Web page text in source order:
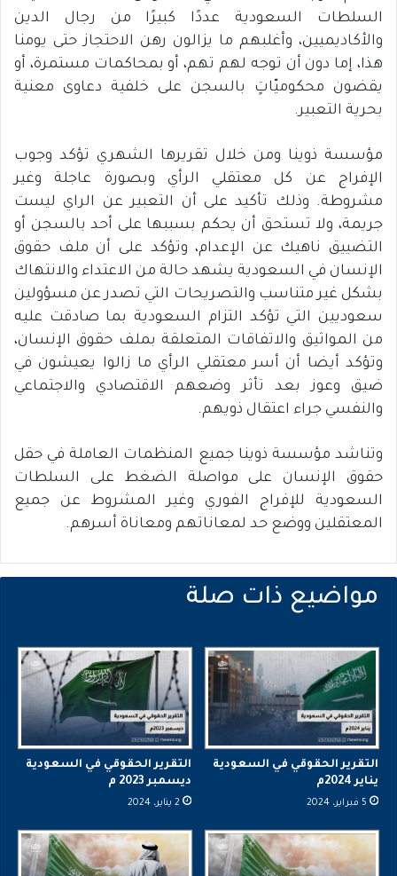
السلطات السعودية عددًا كبيرًا من رجال الدين
والأكاديميين، وأغلبهم ما يزالون رهن الاحتجاز حتى يومنا
هذا، إما دون أن توجه لهم تهم، أو بمحاكمات مستمرة، أو
يقضون محكوميّاتٍ بالسجن على خلفية دعاوى معنية
بحرية التعبير.
مؤسسة ذوينا ومن خلال تقريرها الشهري تؤكد وجوب
الإفراج عن كل معتقلي الرأي وبصورة عاجلة وغير
مشروطة. وذلك تأكيد على أن التعبير عن الراي ليست
جريمة، ولا تستحق أن يحكم بسببها على أحد بالسجن أو
التضييق ناهيك عن الإعدام، وتؤكد على أن ملف حقوق
الإنسان في السعودية يشهد حالة من الاعتداء والانتهاك
بشكل غير متناسب والتصريحات التي تصدر عن مسؤولين
سعوديين التي تؤكد التزام السعودية بما صادقت عليه
من المواثيق والاتفاقات المتعلقة بملف حقوق الإنسان،
وتؤكد أيضا أن أسر معتقلي الرأي ما زالوا يعيشون في
ضيق وعوز بعد تأثر وضعهم الاقتصادي والاجتماعي
والنفسي جراء اعتقال ذويهم.
وتناشد مؤسسة ذوينا جميع المنظمات العاملة في حقل
حقوق الإنسان على مواصلة الضغط على السلطات
السعودية للإفراج الفوري وغير المشروط عن جميع
المعتقلين ووضع حد لمعاناتهم ومعاناة أسرهم.
التقرير الحقوقي في السعودية
يناير 2024م
5 فبراير، 2024
التقرير الحقوقي في السعودية
ديسمبر 2023 م
2 يناير، 2024